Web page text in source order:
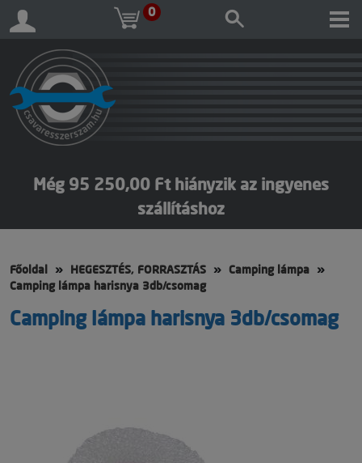
0
Még 95 250,00 Ft hiányzik az ingyenes
szállításhoz
Főoldal HEGESZTÉS, FORRASZTÁS
Camping lámpa
Camping lámpa harisnya 3db/csomag
Camping lámpa harisnya 3db/csomag